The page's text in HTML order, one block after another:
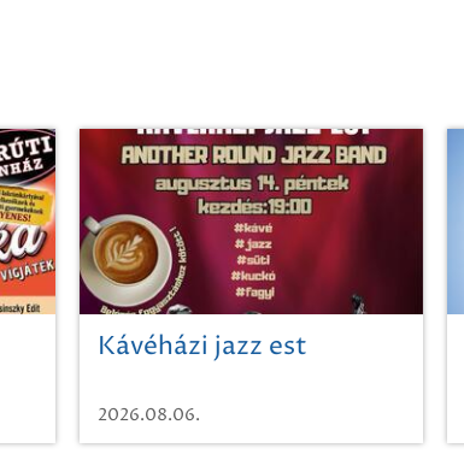
Kávéházi jazz est
2026.08.06.